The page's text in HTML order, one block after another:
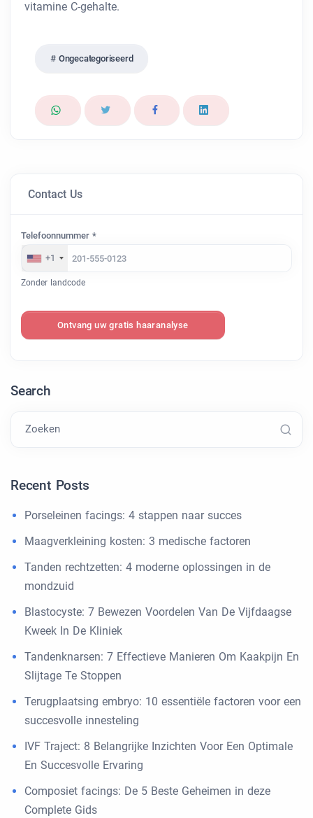
vitamine C-gehalte.
Ongecategoriseerd
Contact Us
Telefoonnummer *
+1
Zonder landcode
Ontvang uw gratis haaranalyse
Search
Zoeken
Recent Posts
Porseleinen facings: 4 stappen naar succes
Maagverkleining kosten: 3 medische factoren
Tanden rechtzetten: 4 moderne oplossingen in de
mondzuid
Blastocyste: 7 Bewezen Voordelen Van De Vijfdaagse
Kweek In De Kliniek
Tandenknarsen: 7 Effectieve Manieren Om Kaakpijn En
Slijtage Te Stoppen
Terugplaatsing embryo: 10 essentiële factoren voor een
succesvolle innesteling
IVF Traject: 8 Belangrijke Inzichten Voor Een Optimale
En Succesvolle Ervaring
Composiet facings: De 5 Beste Geheimen in deze
Complete Gids